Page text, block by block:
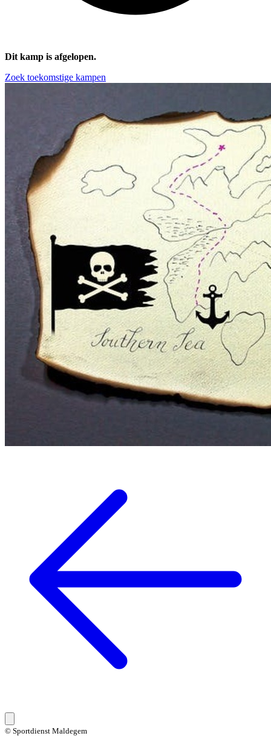
Dit kamp is afgelopen.
Zoek toekomstige kampen
© Sportdienst Maldegem